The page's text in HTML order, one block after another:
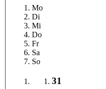
Mo
Di
Mi
Do
Fr
Sa
So
31